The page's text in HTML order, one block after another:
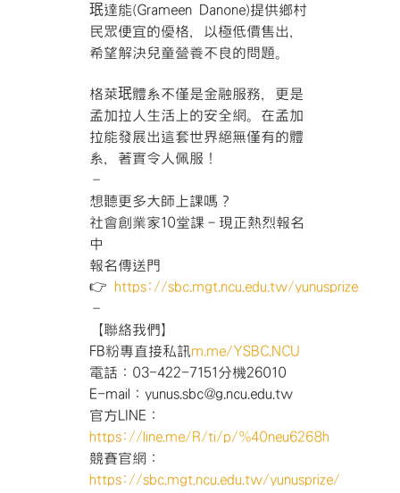
珉達能(Grameen Danone)提供鄉村
民眾便宜的優格，以極低價售出，
希望解決兒童營養不良的問題。
格萊珉體系不僅是金融服務，更是
孟加拉人生活上的安全網。在孟加
拉能發展出這套世界絕無僅有的體
系，著實令人佩服！
–
想聽更多大師上課嗎？
社會創業家10堂課－現正熱烈報名
中
報名傳送門
👉
https://sbc.mgt.ncu.edu.tw/yunusprize
–
【聯絡我們】
FB粉專直接私訊 m.me/YSBC.NCU
電話：03-422-7151分機26010
E-mail：yunus.sbc@g.ncu.edu.tw
官方LINE：
https://line.me/R/ti/p/%40neu6268h
競賽官網：
https://sbc.mgt.ncu.edu.tw/yunusprize/